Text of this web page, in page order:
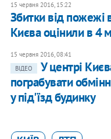
15 червня 2016, 15:22
Збитки від пожежі
Києва оцінили в 4
15 червня 2016, 08:41
ВІДЕО
У центрі
пограбувати
у під'їзд будинку